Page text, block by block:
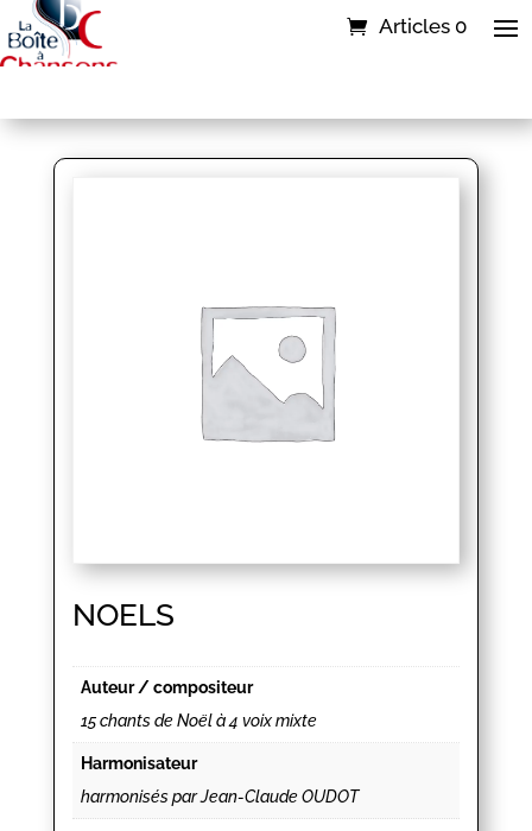
Articles 0
NOELS
Auteur / compositeur
15 chants de Noël à 4 voix mixte
Harmonisateur
harmonisés par Jean-Claude OUDOT